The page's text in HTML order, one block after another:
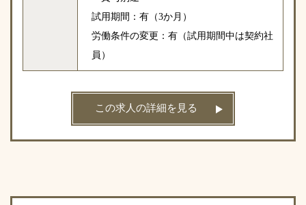
試用期間：有（3か月）
労働条件の変更：有（試用期間中は契約社
員）
この求人の詳細を見る